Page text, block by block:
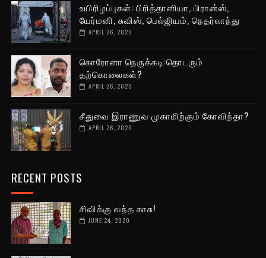
உயிரிழப்புகள்: பிரித்தானியா, பிரான்ஸ்,
யேர்மனி, சுவிஸ், பெல்ஜியம், நெதர்லாந்து
APRIL 26, 2020
கொரோனா நெருக்கடி:தொடரும்
தற்கொலைகள்?
APRIL 26, 2020
சீதுவை இராணுவ முகாமிற்கும் கோவிந்தா?
APRIL 26, 2020
RECENT POSTS
சிவிக்கு வந்த காசு!
JUNE 24, 2020